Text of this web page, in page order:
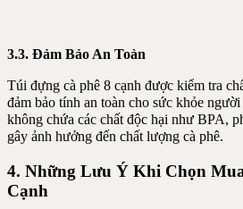
3.3. Đảm Bảo An Toàn
Túi đựng cà phê 8 cạnh được kiểm tra
đảm bảo tính an toàn cho sức khỏe
không chứa các chất độc hại như BPA,
gây ảnh hưởng đến chất lượng cà phê.
4. Những Lưu Ý Khi Chọn
Cạnh